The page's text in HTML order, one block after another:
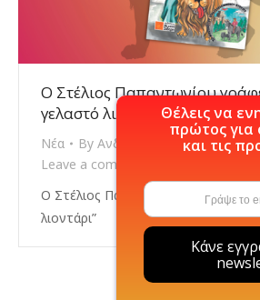
O Στέλιος Παπαντωνίου
γελαστό λιοντάρι”
Νέα By Ανδριάνα Χιονάκη
30/08/
Leave a comment
O Στέλιος Παπαντωνίου γράφει για
λιοντάρι”
Θέλεις να
πρώτος για
και τις
Κάνε